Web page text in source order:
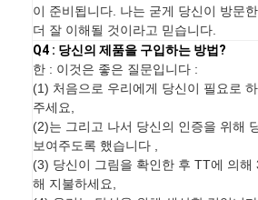
이 준비됩니다. 나는 굳게 당신이 방문
더 잘 이해될 것이라고 믿습니다.
Q4 : 당신의 제품을 구입하는 방법?
한 : 이것은 좋은 질문입니다 :
(1) 처음으로 우리에게 당신이 필요로
주세요,
(2)는 그리고 나서 당신의 인증을 위해
보여주도록 했습니다 ,
(3) 당신이 그림을 확인한 후 TT에 의해
해 지불하세요,